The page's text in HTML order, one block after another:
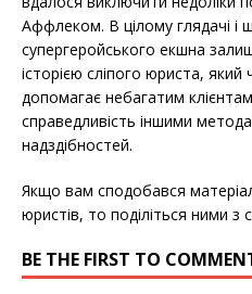
Аффлеком. В цілому глядачі і
супергеройського екшна
історією сліпого юриста,
допомагає небагатим
справедливість іншими
надздібностей.
Якщо вам сподобався
юристів, то поділіться ними з
BE THE FIRST TO